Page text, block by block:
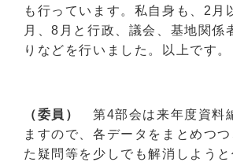
も行っています。私自身も、2月
月、8月と行政、議会、基地関係
りなどを行いました。以上です。
（委員） 第4部会は来年度資料
ますので、各データをまとめつ
た疑問等を少しでも解消しよう